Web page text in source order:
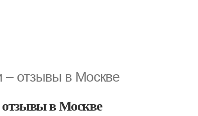
– отзывы в Москве
в Москве